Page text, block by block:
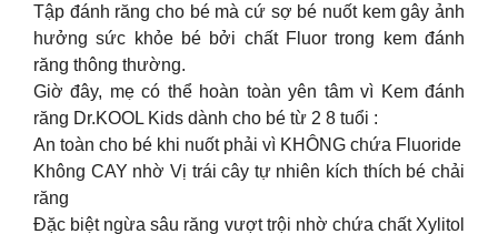
Tập đánh răng cho bé mà cứ sợ bé nuốt kem gây ảnh
hưởng sức khỏe bé bởi chất Fluor trong kem đánh
răng thông thường.
Giờ đây, mẹ có thể hoàn toàn yên tâm vì Kem đánh
răng Dr.KOOL Kids dành cho bé từ 2 8 tuổi :
An toàn cho bé khi nuốt phải vì KHÔNG chứa Fluoride
Không CAY nhờ Vị trái cây tự nhiên kích thích bé chải
răng
Đặc biệt ngừa sâu răng vượt trội nhờ chứa chất Xylitol